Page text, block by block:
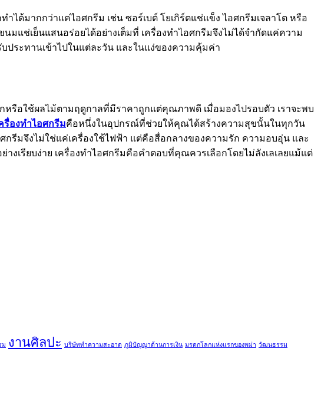
ด้มากกว่าแค่ไอศกรีม เช่น ซอร์เบต์ โยเกิร์ตแช่แข็ง ไอศกรีมเจลาโต หรือ
แช่เย็นแสนอร่อยได้อย่างเต็มที่ เครื่องทำไอศกรีมจึงไม่ได้จำกัดแค่ความ
ประทานเข้าไปในแต่ละวัน และในแง่ของความคุ้มค่า
รือใช้ผลไม้ตามฤดูกาลที่มีราคาถูกแต่คุณภาพดี เมื่อมองไปรอบตัว เราจะพบ
รื่องทำไอศกรีมคือหนึ่งในอุปกรณ์ที่ช่วยให้คุณได้สร้างความสุขนั้นในทุกวัน
กรีมจึงไม่ใช่แค่เครื่องใช้ไฟฟ้า แต่คือสื่อกลางของความรัก ความอบอุ่น และ
รียบง่าย เครื่องทำไอศกรีมคือคำตอบที่คุณควรเลือกโดยไม่ลังเลเลยแม้แต่
ม งานศิลปะ บริษัททำความสะอาด ภูมิปัญญาด้านการเงิน มรดกโลกแห่งแรกของพม่า วัฒนธรรม